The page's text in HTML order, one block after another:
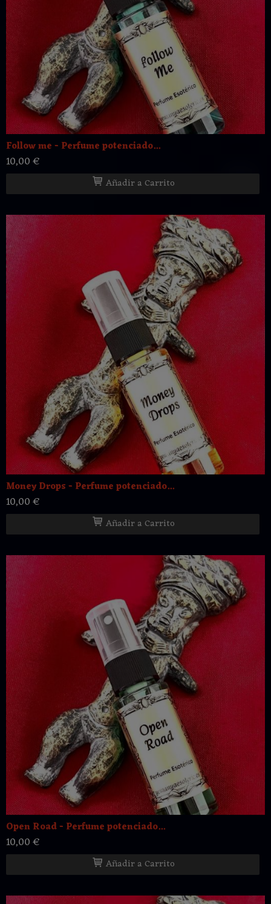
Follow me - Perfume potenciado...
10,00 €
Añadir a Carrito
Money Drops - Perfume potenciado...
10,00 €
Añadir a Carrito
Open Road - Perfume potenciado...
10,00 €
Añadir a Carrito